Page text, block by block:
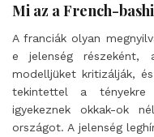
Mi az a French-
A franciák olyan
e jelenség részeként,
modelljüket kritizálják,
tekintettel a
igyekeznek okkak-ok
országot. A jelenség